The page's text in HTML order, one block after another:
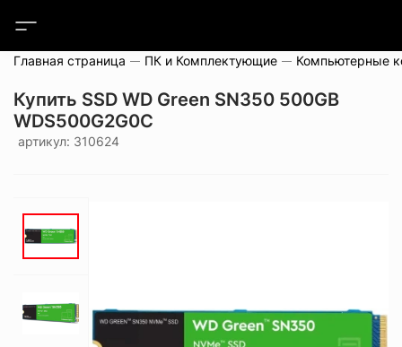
Главная страница ПК и Комплектующие Компьютерные
Купить SSD WD Green SN350 500GB
WDS500G2G0C
артикул: 310624